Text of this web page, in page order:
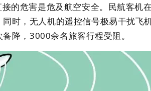
危害是危及航空安全。民航客机
时，无人机的遥控信号极易干扰
降，3000余名旅客行程受阻。